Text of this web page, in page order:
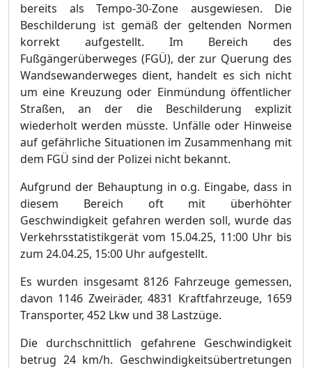
bereits als Tempo-30-Zone ausgewiesen. Die
Beschilderung ist gemäßder geltenden Normen
korrekt aufgestellt. Im Bereich des
Fußgängerüberweges (FGÜ), der zur Querung des
Wandsewanderweges dient, handelt es sich nicht
um eine Kreuzung oder Einmündung öffentlicher
Straßen, an der die Beschilderung explizit
wiederholt werden müsste. Unfälle oder Hinweise
auf gefährliche Situationen im Zusammenhang mit
dem FGÜ sind der Polizei nicht bekannt.
Aufgrund der Behauptung in o.g. Eingabe, dass in
diesem Bereich oft mit überhöhter
Geschwindigkeit gefahren werden soll, wurde das
Verkehrsstatistikgerät vom 15.04.25, 11:00 Uhr bis
zum 24.04.25, 15:00 Uhr aufgestellt.
Es wurden insgesamt 8126 Fahrzeuge gemessen,
davon 1146 Zweiräder, 4831 Kraftfahrzeuge, 1659
Transporter, 452 Lkw und 38 Lastzüge.
Die durchschnittlich gefahrene Geschwindigkeit
betrug 24 km/h. Geschwindigkeitsübertretungen